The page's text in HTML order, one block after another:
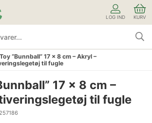
LOG IND KURV
“Bunnball” 17 x 8 cm – Akryl –
til fugle
17 x 8 cm –
til fugle